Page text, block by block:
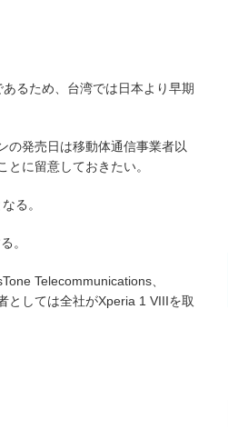
るため、台湾では日本より早期
の発売日は移動体通信事業者以
に留意しておきたい。
る。
。
Telecommunications、
としては全社がXperia 1 VIIIを取